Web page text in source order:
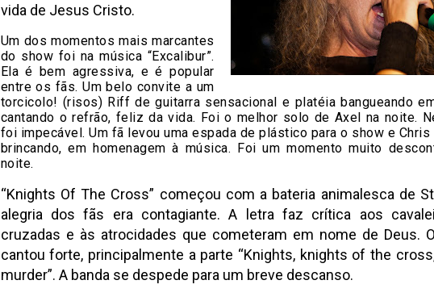
vida de Jesus Cristo.
Um dos momentos mais marcantes
do show foi na música “Excalibur”.
Ela é bem agressiva, e é popular
entre os fãs. Um belo convite a um
torcicolo! (risos) Riff de guitarra sensacional e platéia bangueando
cantando o refrão, feliz da vida. Foi o melhor solo de Axel na noite.
foi impecável. Um fã levou uma espada de plástico para o show e Chris
brincando, em homenagem à música. Foi um momento muito
noite.
“Knights Of The Cross” começou com a bateria animalesca de
alegria dos fãs era contagiante. A letra faz crítica aos
cruzadas e às atrocidades que cometeram em nome de Deus.
cantou forte, principalmente a parte “Knights, knights of the
murder”. A banda se despede para um breve descanso.